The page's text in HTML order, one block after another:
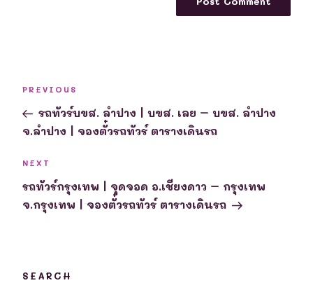
navigation
Previous
Post
PREVIOUS
รถทัวร์บขส. ลำปาง | บขส. เลย – บขส. ลำปาง
จ.ลำปาง | จองตั๋วรถทัวร์ ตารางเดินรถ
Next
Post
NEXT
รถทัวร์กรุงเทพ | จุดจอด อ.เชียงดาว – กรุงเทพ
จ.กรุงเทพ | จองตั๋วรถทัวร์ ตารางเดินรถ
SEARCH